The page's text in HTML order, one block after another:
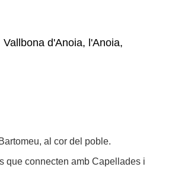
d'Anoia, l'Anoia,
al cor del poble.
que connecten amb Capellades i